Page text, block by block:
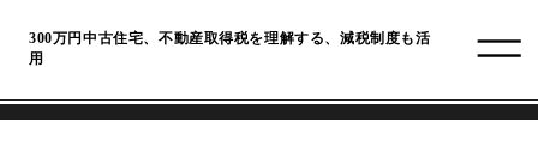
300万円中古住宅、不動産取得税を理解する、減税制度も活
用